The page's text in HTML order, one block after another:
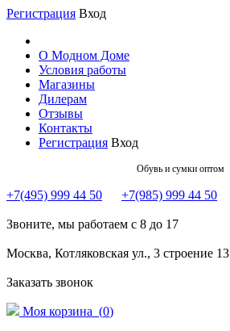
Регистрация Вход
О Модном Доме
Условия работы
Магазины
Дилерам
Отзывы
Контакты
Регистрация Вход
Обувь и сумки оптом
+7(495) 999 44 50 +7(985) 999 44 50
Звоните, мы работаем с 8 до 17
Москва, Котляковская ул., 3 строение 13
Заказать звонок
Моя корзина (0)